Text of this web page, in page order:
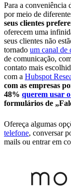
Para a conveniência
por meio de
seus clientes
oferecem uma
seus clientes não
tornado um canal de
de comunicação,
contato mais
com a Hubspot
com as empresas
48% querem usar
formulários de
Ofereça algumas
telefone, conversar
mails ou entrar em